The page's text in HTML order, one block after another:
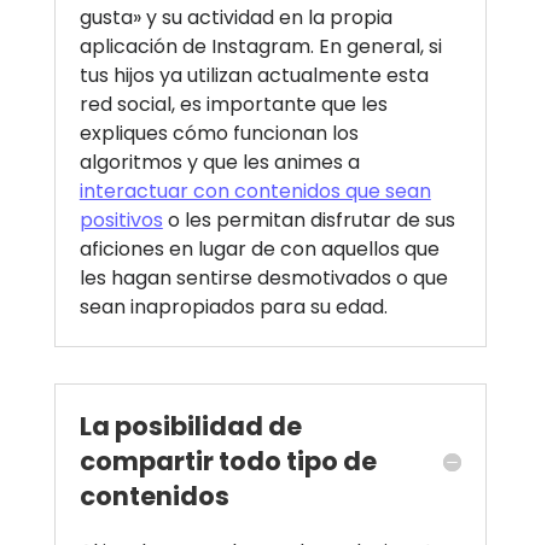
gusta» y su actividad en la propia
aplicación de Instagram. En general, si
tus hijos ya utilizan actualmente esta
red social, es importante que les
expliques cómo funcionan los
algoritmos y que les animes a
interactuar con contenidos que sean
positivos o les permitan disfrutar de sus
aficiones en lugar de con aquellos que
les hagan sentirse desmotivados o que
sean inapropiados para su edad.
La posibilidad de
compartir todo tipo de
contenidos